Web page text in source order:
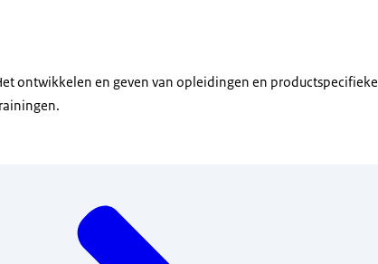
ontwikkelen en geven van opleidingen en productspecifieke